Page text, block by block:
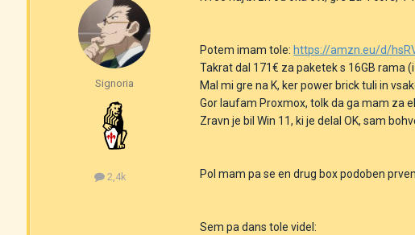
Signoria
2,4k
Potem imam tole: https://amzn.eu/d/
Takrat dal 171€ za paketek s 16GB rama
Mal mi gre na K, ker power brick tuli in
Gor laufam Proxmox, tolk da ga mam za
Zravn je bil Win 11, ki je delal OK, sam
Pol mam pa se en drug box podoben
Sem pa dans tole videl: